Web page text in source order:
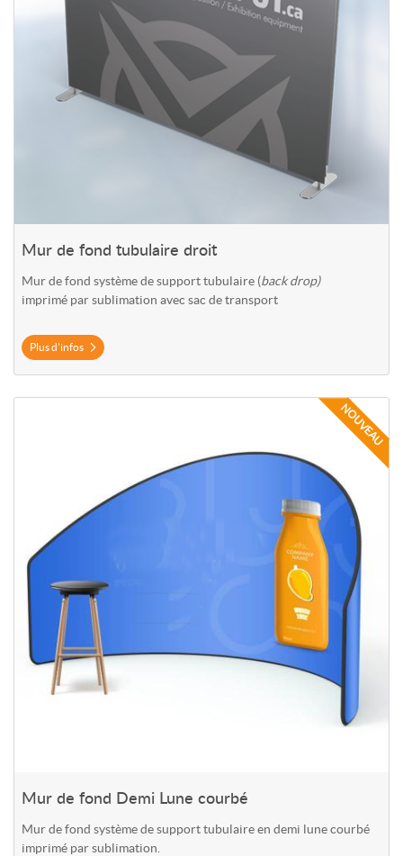
Mur de fond tubulaire droit
Mur de fond système de support tubulaire (back drop)
imprimé par sublimation avec sac de transport
Plus d'infos
NOUVEAU
Mur de fond Demi Lune courbé
Mur de fond système de support tubulaire en demi lune courbé
imprimé par sublimation.